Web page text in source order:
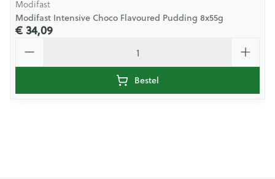
Modifast
Modifast Intensive Choco Flavoured Pudding 8x55g
€ 34,09
Bestel